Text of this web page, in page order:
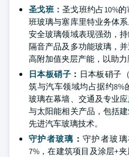
圣戈班：圣戈班约占10%
班玻璃与塞库里特业务体
安全玻璃领域表现强劲，
隔音产品及多功能玻璃，
高附加值夹层产能，以助力
日本板硝子 ： 日本板硝子
筑与汽车领域均占据约
玻璃在幕墙、交通及专业
与太阳能相关产品，包括
先进汽车玻璃技术。
守护者玻璃 ：守护者玻
7%，在建筑项目及涂层+